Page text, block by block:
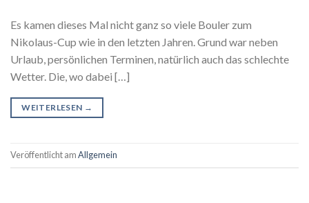
Es kamen dieses Mal nicht ganz so viele Bouler zum
Nikolaus-Cup wie in den letzten Jahren. Grund war neben
Urlaub, persönlichen Terminen, natürlich auch das schlechte
Wetter. Die, wo dabei […]
WEITERLESEN →
Veröffentlicht amAllgemein